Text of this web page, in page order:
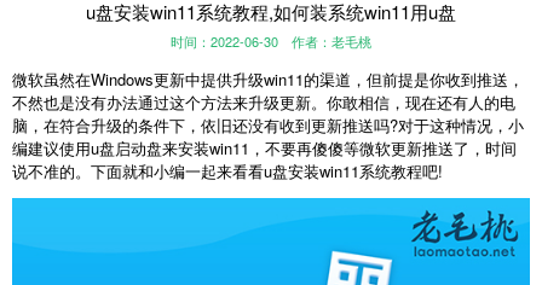
u盘安装win11系统教程,如何装系统win11用u盘
时间：2022-06-30 作者：老毛桃
微软虽然在Windows更新中提供升级win11的渠道，但前提是你收到推送，
不然也是没有办法通过这个方法来升级更新。你敢相信，现在还有人的电
脑，在符合升级的条件下，依旧还没有收到更新推送吗?对于这种情况，小
编建议使用u盘启动盘来安装win11，不要再傻傻等微软更新推送了，时间
说不准的。下面就和小编一起来看看u盘安装win11系统教程吧!